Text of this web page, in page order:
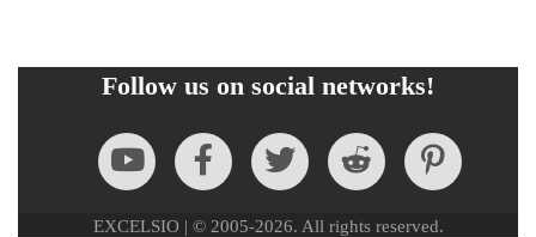
Follow us on social networks!
EXCELSIO | © 2005-2026. All rights reserved.